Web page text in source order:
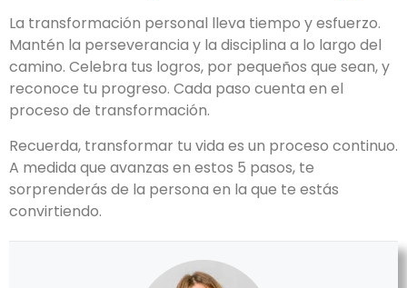
La transformación personal lleva tiempo y esfuerzo.
Mantén la perseverancia y la disciplina a lo largo del
camino. Celebra tus logros, por pequeños que sean, y
reconoce tu progreso. Cada paso cuenta en el
proceso de transformación.
Recuerda, transformar tu vida es un proceso continuo.
A medida que avanzas en estos 5 pasos, te
sorprenderás de la persona en la que te estás
convirtiendo.